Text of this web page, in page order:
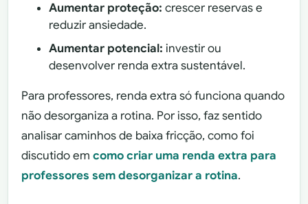
Aumentar proteção: crescer reservas e
reduzir ansiedade.
Aumentar potencial: investir ou
desenvolver renda extra sustentável.
Para professores, renda extra só funciona quando
não desorganiza a rotina. Por isso, faz sentido
analisar caminhos de baixa fricção, como foi
discutido emcomo criar uma renda extra para
professores sem desorganizar a rotina.